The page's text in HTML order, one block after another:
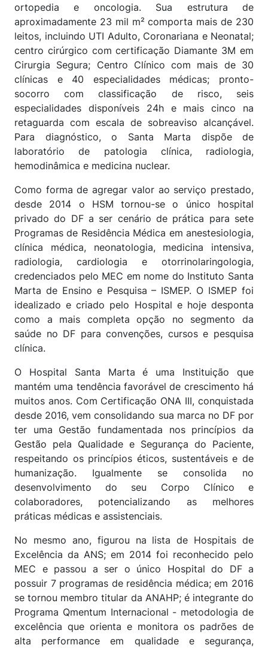
ortopedia e oncologia. Sua estrutura de
aproximadamente 23 mil m² comporta mais de 230
leitos, incluindo UTI Adulto, Coronariana e Neonatal;
centro cirúrgico com certificação Diamante 3M em
Cirurgia Segura; Centro Clínico com mais de 30
clínicas e 40 especialidades médicas; pronto-
socorro com classificação de risco, seis
especialidades disponíveis 24h e mais cinco na
retaguarda com escala de sobreaviso alcançável.
Para diagnóstico, o Santa Marta dispõe de
laboratório de patologia clínica, radiologia,
hemodinâmica e medicina nuclear.
Como forma de agregar valor ao serviço prestado,
desde 2014 o HSM tornou-se o único hospital
privado do DF a ser cenário de prática para sete
Programas de Residência Médica em anestesiologia,
clínica médica, neonatologia, medicina intensiva,
radiologia, cardiologia e otorrinolaringologia,
credenciados pelo MEC em nome do Instituto Santa
Marta de Ensino e Pesquisa – ISMEP. O ISMEP foi
idealizado e criado pelo Hospital e hoje desponta
como a mais completa opção no segmento da
saúde no DF para convenções, cursos e pesquisa
clínica.
O Hospital Santa Marta é uma Instituição que
mantém uma tendência favorável de crescimento há
muitos anos. Com Certificação ONA III, conquistada
desde 2016, vem consolidando sua marca no DF por
ter uma Gestão fundamentada nos princípios da
Gestão pela Qualidade e Segurança do Paciente,
respeitando os princípios éticos, sustentáveis e de
humanização. Igualmente se consolida no
desenvolvimento do seu Corpo Clínico e
colaboradores, potencializando as melhores
práticas médicas e assistenciais.
No mesmo ano, figurou na lista de Hospitais de
Excelência da ANS; em 2014 foi reconhecido pelo
MEC e passou a ser o único Hospital do DF a
possuir 7 programas de residência médica; em 2016
se tornou membro titular da ANAHP; é integrante do
Programa Qmentum Internacional - metodologia de
excelência que orienta e monitora os padrões de
alta performance em qualidade e segurança,